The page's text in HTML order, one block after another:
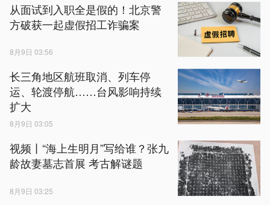
从面试到入职全是假的！北京警
方破获一起虚假招工诈骗案
8月9日 03:56
长三角地区航班取消、列车停
运、轮渡停航……台风影响持续
扩大
8月9日 03:05
视频丨“海上生明月”写给谁？张九
龄故妻墓志首展 考古解谜题
8月9日 03:25